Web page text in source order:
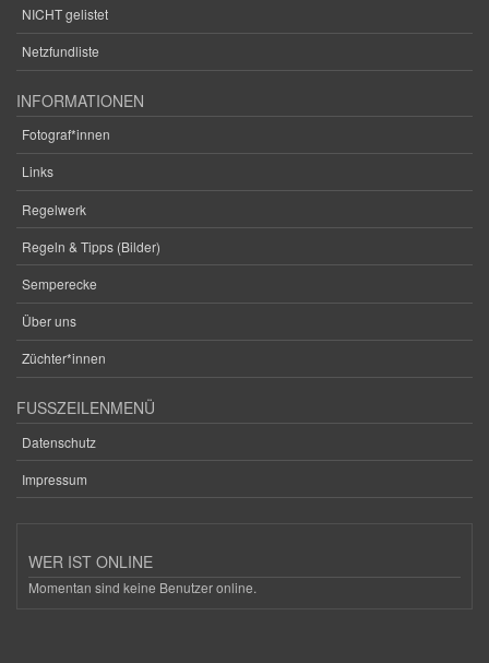
NICHT gelistet
Netzfundliste
INFORMATIONEN
Fotograf*innen
Links
Regelwerk
Regeln & Tipps (Bilder)
Semperecke
Über uns
Züchter*innen
FUSSZEILENMENÜ
Datenschutz
Impressum
WER IST ONLINE
Momentan sind keine Benutzer online.